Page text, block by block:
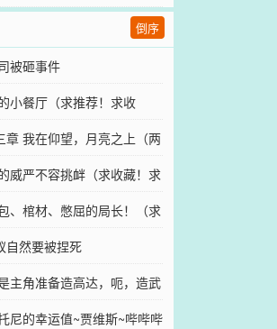
倒序
被砸事件
小餐厅（求推荐！求收
章 我在仰望，月亮之上（两
威严不容挑衅（求收藏！求
、棺材、憋屈的局长！（求
！）
自然要被捏死
主角准备造高达，呃，造武
尼的幸运值~贾维斯~哔哔哔